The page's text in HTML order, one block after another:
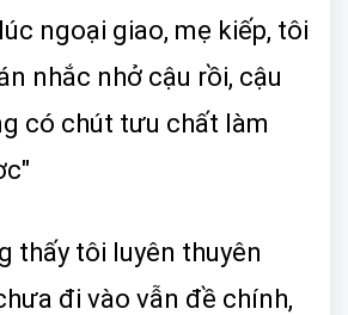
ngoại giao, mẹ kiếp, tôi
nhắc nhở cậu rồi, cậu
có chút tưu chất làm
thấy tôi luyên thuyên
đi vào vẫn đề chính,